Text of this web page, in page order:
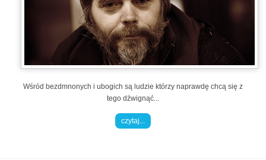
Wśród bezdmnonych i ubogich są ludzie którzy naprawdę chcą się z
tego dźwignąć...
czytaj...